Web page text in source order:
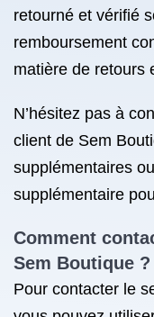
retourné et vérifié
remboursement
matière de retours
N’hésitez pas à
client de Sem
supplémentaires
supplémentaire
Comment
Sem Boutique ?
Pour contacter le